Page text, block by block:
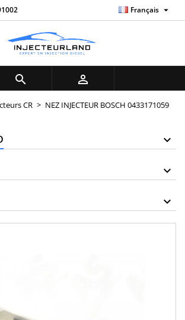
Français 
 
CR
NEZ INJECTEUR BOSCH 0433171059
×
add_circle_outline
×
×
connecté pour ajouter des produits à
((cancelText)) ((loginText))